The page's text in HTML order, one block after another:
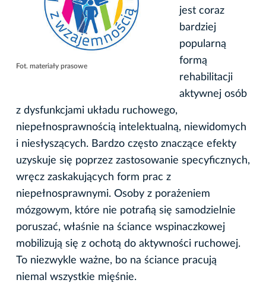
Fot. materiały prasowe
jest coraz
bardziej
popularną
formą
rehabilitacji
aktywnej osób
z dysfunkcjami układu ruchowego,
niepełnosprawnością intelektualną, niewidomych
i niesłyszących. Bardzo często znaczące efekty
uzyskuje się poprzez zastosowanie specyficznych,
wręcz zaskakujących form prac z
niepełnosprawnymi. Osoby z porażeniem
mózgowym, które nie potrafią się samodzielnie
poruszać, właśnie na ściance wspinaczkowej
mobilizują się z ochotą do aktywności ruchowej.
To niezwykle ważne, bo na ściance pracują
niemal wszystkie mięśnie.